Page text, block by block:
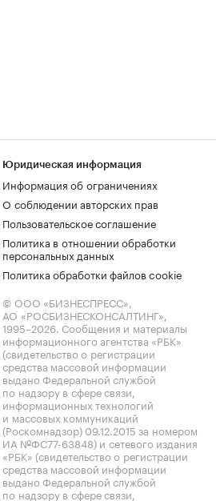
Юридическая информация
Информация об ограничениях
О соблюдении авторских прав
Пользовательское соглашение
Политика в отношении обработки
персональных данных
Политика обработки файлов cookie
© ООО «БИЗНЕСПРЕСС»,
АО «РОСБИЗНЕСКОНСАЛТИНГ»,
1995–2026. Сообщения и материалы
информационного агентства «РБК»
(свидетельство о регистрации
средства массовой информации
выдано Федеральной службой
по надзору в сфере связи,
информационных технологий
и массовых коммуникаций
(Роскомнадзор) 09.12.2015 за номером
ИА №ФС77-63848) и сетевого издания
«РБК» (свидетельство о регистрации
средства массовой информации
выдано Федеральной службой
по надзору в сфере связи,